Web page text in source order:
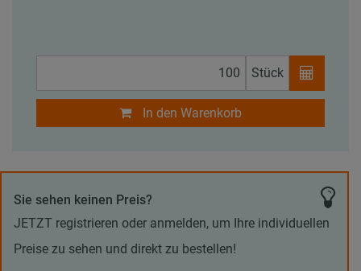
Stück
In den Warenkorb
Sie sehen keinen Preis?
JETZT registrieren oder anmelden, um Ihre individuellen
Preise zu sehen und direkt zu bestellen!